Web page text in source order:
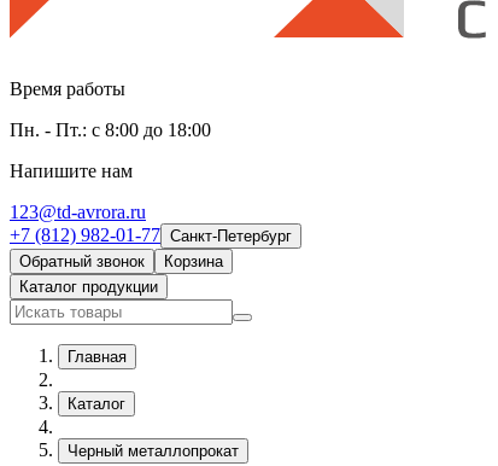
Время работы
Пн. - Пт.: с 8:00 до 18:00
Напишите нам
123@td-avrora.ru
+7 (812) 982-01-77 Санкт-Петербург
Обратный звонок
Корзина
Каталог продукции
Главная
Каталог
Черный металлопрокат